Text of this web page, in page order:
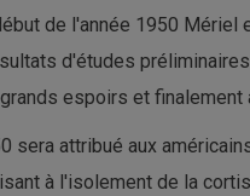
de l'année 1950
d'études
espoirs et
sera attribué aux
à l'isolement de la